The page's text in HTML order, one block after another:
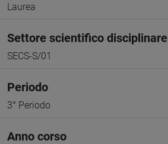
Laurea
Settore scientifico disciplinare
SECS-S/01
Periodo
3° Periodo
Anno corso